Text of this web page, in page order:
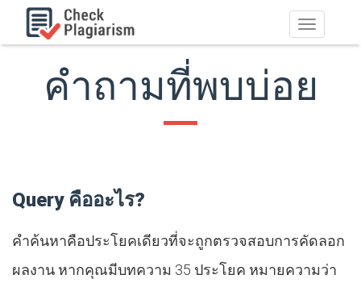
ไม่
ต้อง
ทาง
คำถามที่พบบ่อย
Query คืออะไร?
คำค้นหาคือประโยคเดียวที่จะถูกตรวจสอบการคัดลอก
ผลงาน หากคุณมีบทความ 35 ประโยค หมายความว่า